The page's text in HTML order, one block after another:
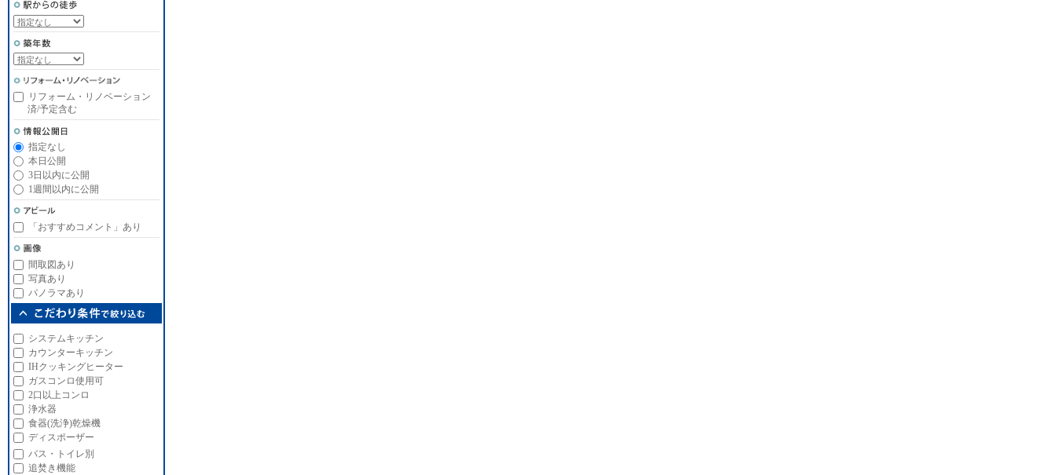
リフォーム・リノベーション
済/予定含む
指定なし
本日公開
3日以内に公開
1週間以内に公開
「おすすめコメント」あり
間取図あり
写真あり
パノラマあり
システムキッチン
カウンターキッチン
IHクッキングヒーター
ガスコンロ使用可
2口以上コンロ
浄水器
食器(洗浄)乾燥機
ディスポーザー
バス・トイレ別
追焚き機能